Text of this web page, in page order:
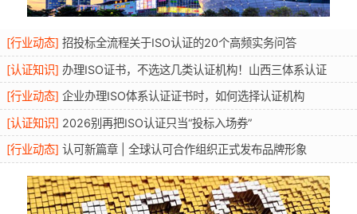
[行业动态] 招投标全流程关于ISO认证的20个高频实务问答
[认证知识] 办理ISO证书，不选这几类认证机构！山西三体系认证
[行业动态] 企业办理ISO体系认证证书时，如何选择认证机构
[认证知识] 2026别再把ISO认证只当“投标入场券”
[行业动态] 认可新篇章 | 全球认可合作组织正式发布品牌形象